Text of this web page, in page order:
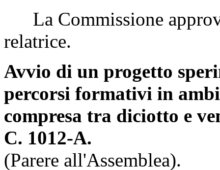
La Commissione
relatrice.
Avvio di un progetto
percorsi formativi in
compresa tra diciotto e
C. 1012-A.
(Parere all'Assemblea).